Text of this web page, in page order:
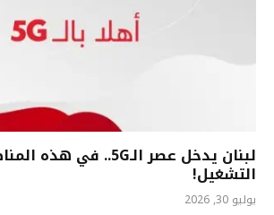
التشغيل!
يوليو 30, 2026